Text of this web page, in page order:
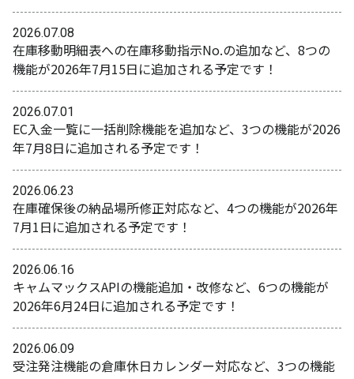
2026.07.08
在庫移動明細表への在庫移動指示No.の追加など、8つの
機能が2026年7月15日に追加される予定です！
2026.07.01
EC入金一覧に一括削除機能を追加など、3つの機能が2026
年7月8日に追加される予定です！
2026.06.23
在庫確保後の納品場所修正対応など、4つの機能が2026年
7月1日に追加される予定です！
2026.06.16
キャムマックスAPIの機能追加・改修など、6つの機能が
2026年6月24日に追加される予定です！
2026.06.09
受注発注機能の倉庫休日カレンダー対応など、3つの機能